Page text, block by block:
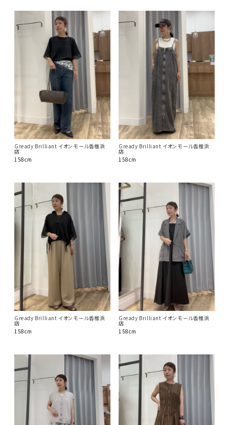
Gready Brilliant イオンモール香椎浜
店
158cm
Gready Brilliant イオンモール香椎浜
店
158cm
Gready Brilliant イオンモール香椎浜
店
158cm
Gready Brilliant イオンモール香椎浜
店
158cm